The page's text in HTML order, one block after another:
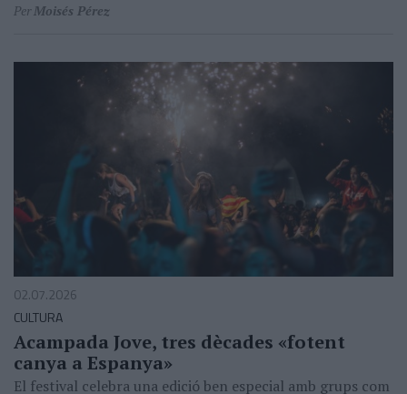
PerMoisés Pérez
02.07.2026
CULTURA
Acampada Jove, tres dècades «fotent
canya a Espanya»
El festival celebra una edició ben especial amb grups com